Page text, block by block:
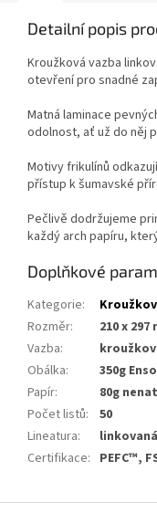
Detailní popis
Kroužková vazba
otevření pro snadné
Matná laminace
odolnost, ať už do něj
Motivy frikulínů
přístup k šumavské
Pečlivě dodržujeme
každý arch papíru,
Doplňkové
Kategorie:
Rozměr:
210 x 297
Vazba:
Obálka:
350g
Papír:
80g
Počet listů:
50
Lineatura:
linkovaná
Certifikace: PEFC™,